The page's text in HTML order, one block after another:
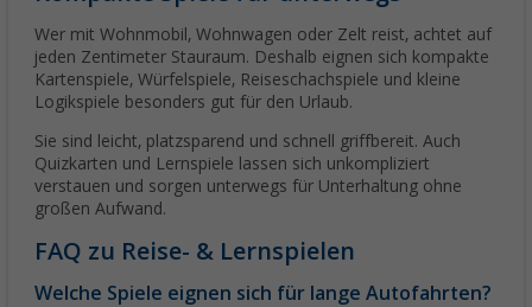
Wer mit Wohnmobil, Wohnwagen oder Zelt reist, achtet auf
jeden Zentimeter Stauraum. Deshalb eignen sich kompakte
Kartenspiele, Würfelspiele, Reiseschachspiele und kleine
Logikspiele besonders gut für den Urlaub.
Sie sind leicht, platzsparend und schnell griffbereit. Auch
Quizkarten und Lernspiele lassen sich unkompliziert
verstauen und sorgen unterwegs für Unterhaltung ohne
großen Aufwand.
FAQ zu Reise- & Lernspielen
Welche Spiele eignen sich für lange Autofahrten?